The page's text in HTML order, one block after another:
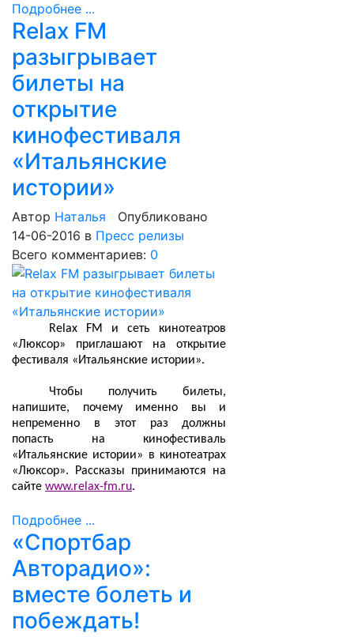
Подробнее ...
Relax FM
разыгрывает
билеты на
открытие
кинофестиваля
«Итальянские
истории»
Автор Наталья
Опубликовано
14-06-2016 в Пресс релизы
Всего комментариев: 0
Relax FM и сеть кинотеатров
«Люксор» приглашают на открытие
фестиваля «Итальянские истории».
Чтобы получить билеты,
напишите, почему именно вы и
непременно в этот раз должны
попасть на кинофестиваль
«Итальянские истории» в кинотеатрах
«Люксор». Рассказы принимаются на
сайте www.relax-fm.ru.
Подробнее ...
«Спортбар
Авторадио»:
вместе болеть и
побеждать!